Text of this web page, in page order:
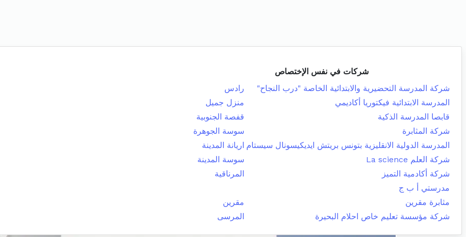
شركات في نفس الإختصاص
شركة المدرسة التحضيرية والابتدائية الخاصة "درب النجاح"
رادس
المدرسة الابتدائية فيكتوريا أكاديمي
منزل جميل
قابصا المدرسة الذكية
قفصة الجنوبية
شركة المثابرة
سوسة الجوهرة
المدرسة الدولية الانقليزية بتونس بريتش ايديكيسونال سيستام اريانة المدينة
شركة العلم La science
سوسة المدينة
شركة أكادمية التميز
المرناقية
مدرستي أ ب ج
مثابرة مقرين
مقرين
شركة مؤسسة تعليم خاص احلام البحيرة
المرسى